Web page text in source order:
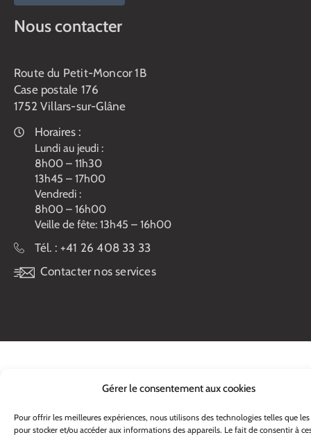
Gérer le consentement aux cookies
Pour offrir les meilleures expériences, nous utilisons des technologies telles que les
pour stocker et/ou accéder aux informations des appareils. Le fait de consentir à
Nous contacter
Route du Petit-Moncor 1B
Case postale 176
1752 Villars-sur-Glâne
Horaires :
Lundi au jeudi :
8h00 – 11h30
13h45 – 17h00
Vendredi :
8h00 – 16h00
Veille de fête: 13h45 – 16h00
Tél. : +41 26 408 33 33
Contacter nos services